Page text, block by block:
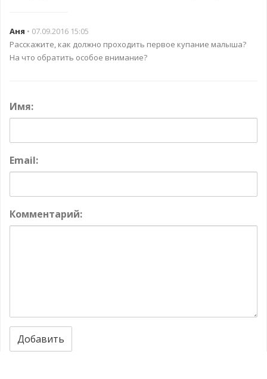
Аня • 07.09.2016 15:05
Расскажите, как должно проходить первое купание малыша?
На что обратить особое внимание?
Имя:
Email:
Комментарий:
Добавить